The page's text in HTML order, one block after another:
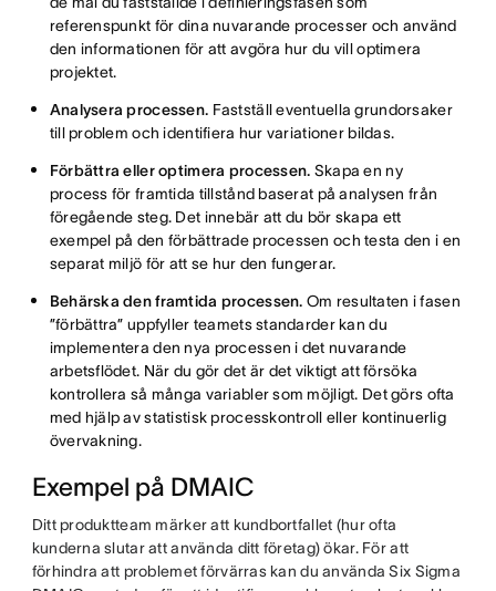
referenspunkt för dina nuvarande processer och använd
den informationen för att avgöra hur du vill optimera
projektet.
Analysera processen. Fastställ eventuella grundorsaker
till problem och identifiera hur variationer bildas.
Förbättra eller optimera processen. Skapa en ny
process för framtida tillstånd baserat på analysen från
föregående steg. Det innebär att du bör skapa ett
exempel på den förbättrade processen och testa den i en
separat miljö för att se hur den fungerar.
Behärska den framtida processen. Om resultaten i fasen
”förbättra” uppfyller teamets standarder kan du
implementera den nya processen i det nuvarande
arbetsflödet. När du gör det är det viktigt att försöka
kontrollera så många variabler som möjligt. Det görs ofta
med hjälp av statistisk processkontroll eller kontinuerlig
övervakning.
Exempel på DMAIC
Ditt produktteam märker att kundbortfallet (hur ofta
kunderna slutar att använda ditt företag) ökar. För att
förhindra att problemet förvärras kan du använda Six Sigma